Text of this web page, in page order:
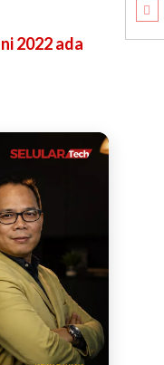
2022 ada